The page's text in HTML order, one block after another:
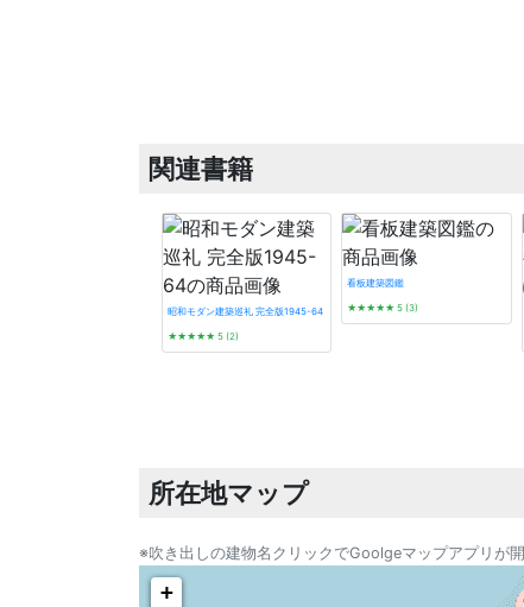
関連書籍
昭和モダン建築巡礼 完全版1945-64
★★★★★ 5 (2)
看板建築図鑑
★★★★★ 5 (3)
所在地マップ
※吹き出しの建物名クリックでGoolgeマップアプリが
+